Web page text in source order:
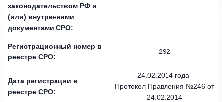
законодательством РФ и
(или) внутренними
документами СРО:
Регистрационный номер в
реестре СРО:
292
Дата регистрации в
реестре СРО:
24.02.2014 года
Протокол Правления №246 от
24.02.2014